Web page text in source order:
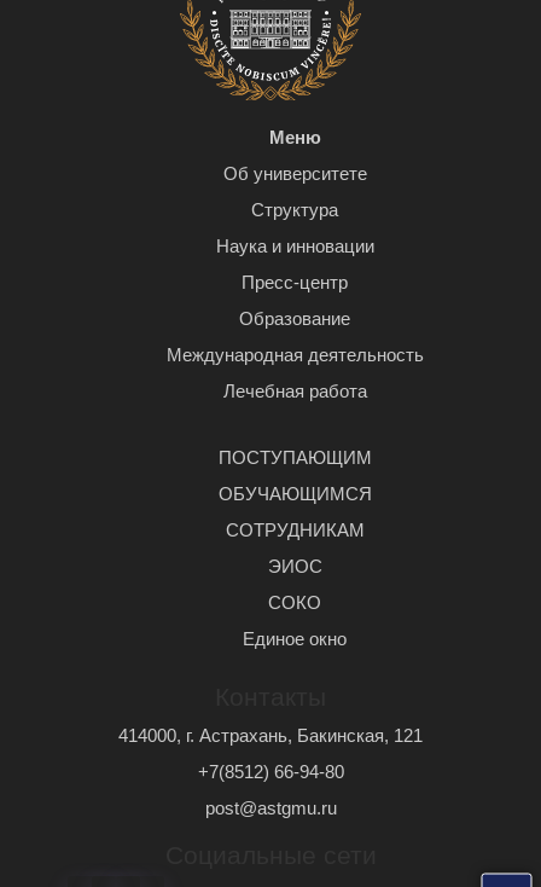
Меню
Об университете
Структура
Наука и инновации
Пресс-центр
Образование
Международная деятельность
Лечебная работа
ПОСТУПАЮЩИМ
ОБУЧАЮЩИМСЯ
СОТРУДНИКАМ
ЭИОС
СОКО
Единое окно
414000, г. Астрахань, Бакинская, 121
+7(8512) 66-94-80
post@astgmu.ru